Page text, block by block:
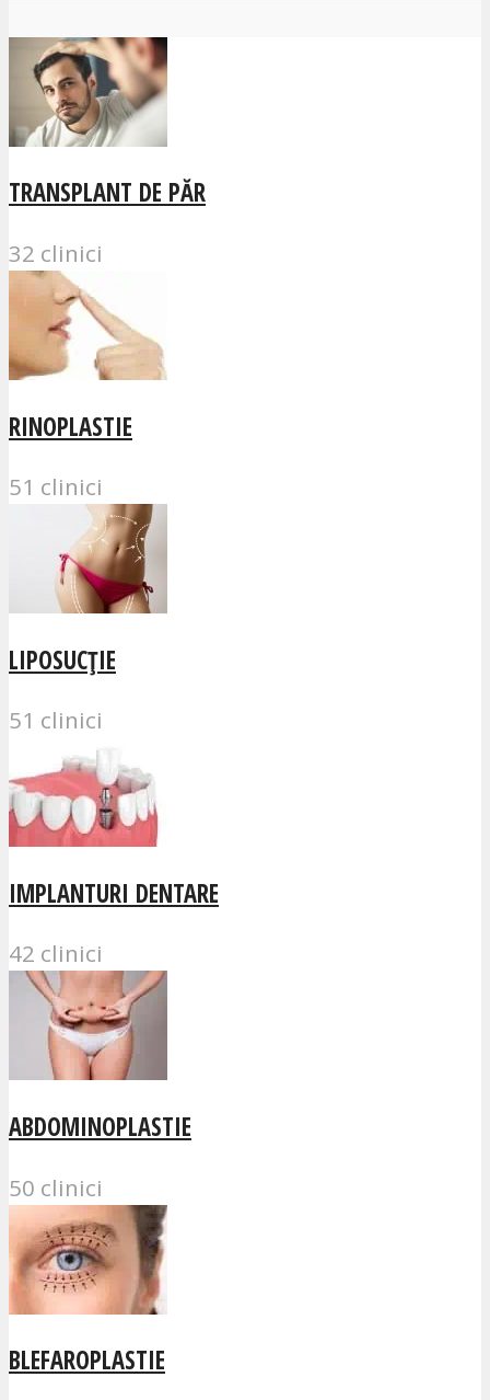
TRANSPLANT DE PĂR
32 clinici
RINOPLASTIE
51 clinici
LIPOSUCȚIE
51 clinici
IMPLANTURI DENTARE
42 clinici
ABDOMINOPLASTIE
50 clinici
BLEFAROPLASTIE